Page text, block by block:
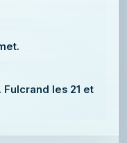
Fulcrand les 21 et